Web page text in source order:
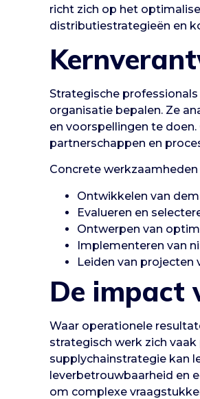
richt zich op het
distributiestrategieën en
Strategische
organisatie bepalen. Ze
en voorspellingen te
partnerschappen en
Concrete werkzaamheden
Ontwikkelen van
Evalueren en
Ontwerpen van
Implementeren van
Leiden van projecten
De impact
Waar operationele
strategisch werk zich
supplychainstrategie kan
leverbetrouwbaarheid en
om complexe